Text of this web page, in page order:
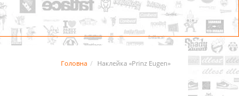
Головна Наклейка «Prinz Eugen»